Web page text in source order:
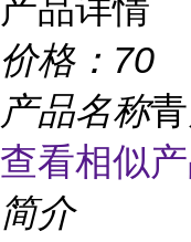
产品详情
价格： 70
产品名称
查看相似
简介